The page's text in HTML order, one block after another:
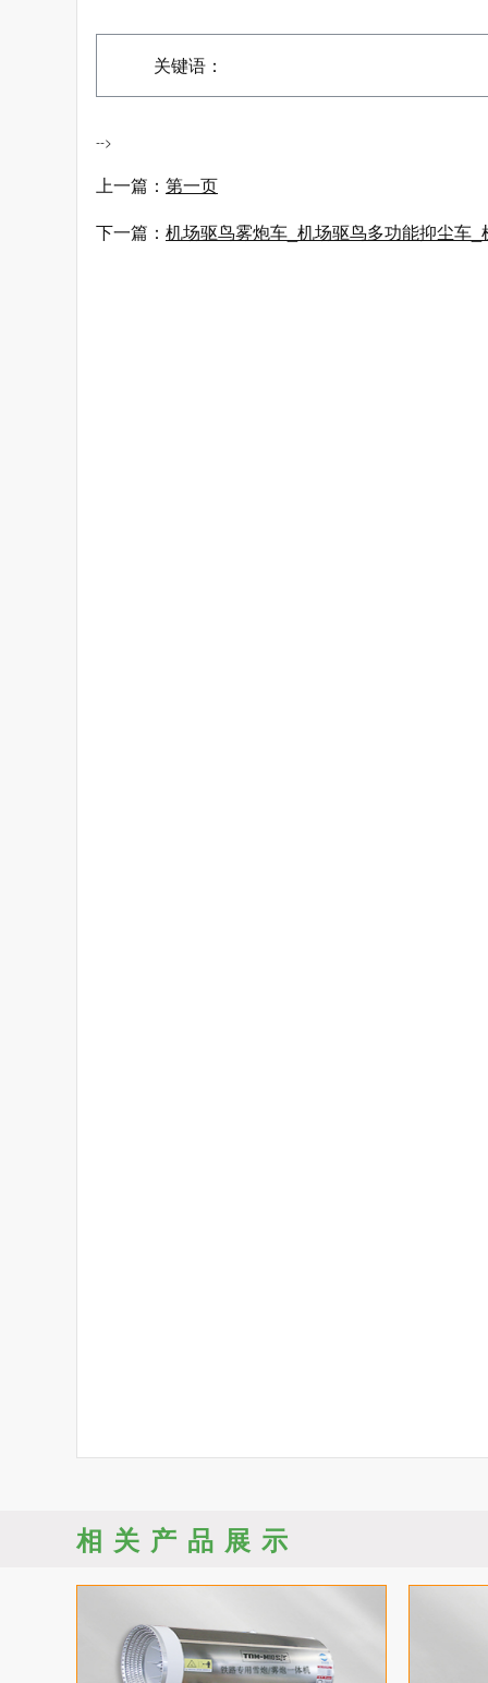
关键语：
-->
上一篇： 第一页
下一篇： 机场驱鸟雾炮车_机场驱鸟多功能抑尘车
相关产品展示